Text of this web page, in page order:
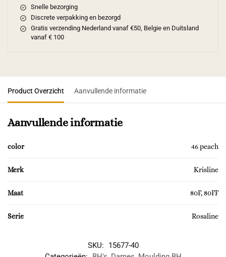
Snelle bezorging
Discrete verpakking en bezorgd
Gratis verzending Nederland vanaf €50, Belgie en Duitsland
vanaf € 100
Product Overzicht Aanvullende informatie
Aanvullende informatie
color 46 peach
Merk Krisline
Maat 80F, 80FF
Serie Rosaline
SKU:
15677-40